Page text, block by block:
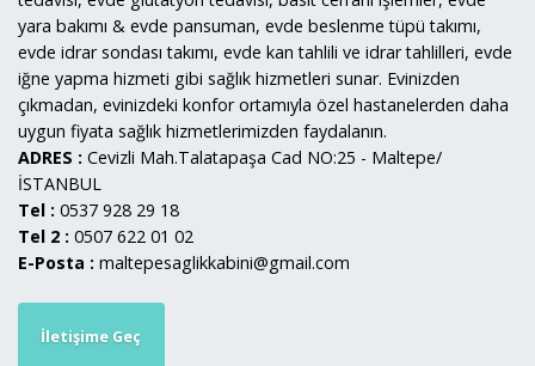
yara bakımı & evde pansuman, evde beslenme tüpü takımı,
evde idrar sondası takımı, evde kan tahlili ve idrar tahlilleri, evde
iğne yapma hizmeti gibi sağlık hizmetleri sunar. Evinizden
çıkmadan, evinizdeki konfor ortamıyla özel hastanelerden daha
uygun fiyata sağlık hizmetlerimizden faydalanın.
ADRES : Cevizli Mah.Talatapaşa Cad NO:25 - Maltepe/
İSTANBUL
Tel : 0537 928 29 18
Tel 2 : 0507 622 01 02
E-Posta : maltepesaglikkabini@gmail.com
İletişime Geç